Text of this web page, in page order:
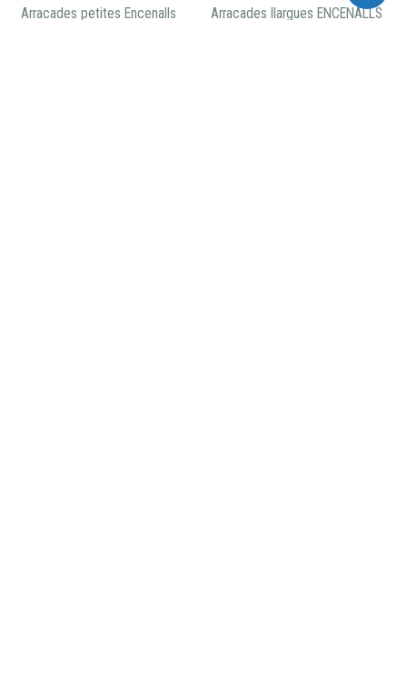
Arracades petites Encenalls Arracades llargues ENCENALLS